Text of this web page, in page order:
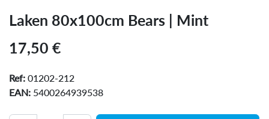
Laken 80x100cm Bears | Mint
17,50 €
Ref: 01202-212
EAN: 5400264939538